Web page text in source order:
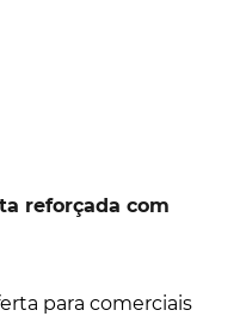
reforçada com